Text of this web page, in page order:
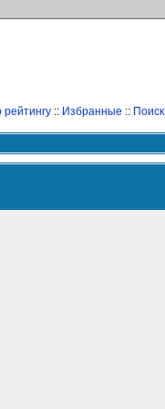
:: Избранные :: Поиск